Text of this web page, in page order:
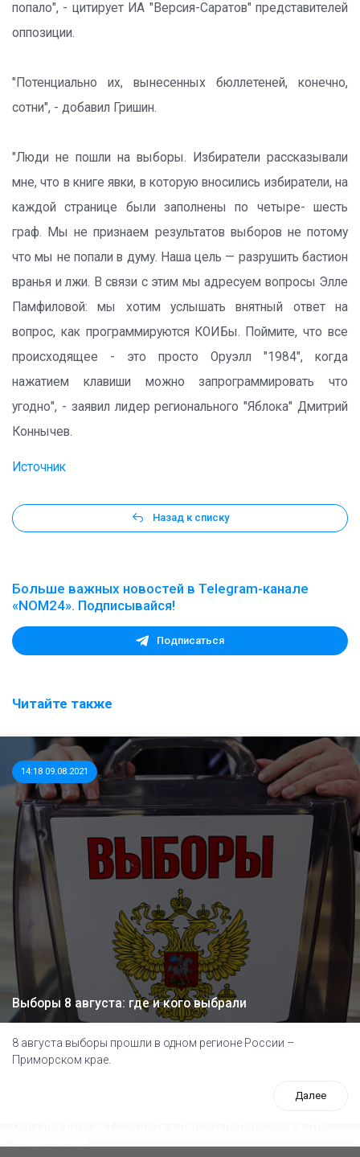
попало", - цитирует ИА "Версия-Саратов" представителей
оппозиции.
"Потенциально их, вынесенных бюллетеней, конечно,
сотни", - добавил Гришин.
"Люди не пошли на выборы. Избиратели рассказывали
мне, что в книге явки, в которую вносились избиратели, на
каждой странице были заполнены по четыре- шесть
граф. Мы не признаем результатов выборов не потому
что мы не попали в думу. Наша цель — разрушить бастион
вранья и лжи. В связи с этим мы адресуем вопросы Элле
Памфиловой: мы хотим услышать внятный ответ на
вопрос, как программируются КОИБы. Поймите, что все
происходящее - это просто Оруэлл "1984", когда
нажатием клавиши можно запрограммировать что
угодно", - заявил лидер регионального "Яблока" Дмитрий
Коннычев.
Источник
Назад к списку
Больше важных новостей в Telegram-канале
«NOM24». Подписывайся!
Подписаться
Читайте также
14:18 09.08.2021
Выборы 8 августа: где и кого выбрали
8 августа выборы прошли в одном регионе России –
Приморском крае.
Далее